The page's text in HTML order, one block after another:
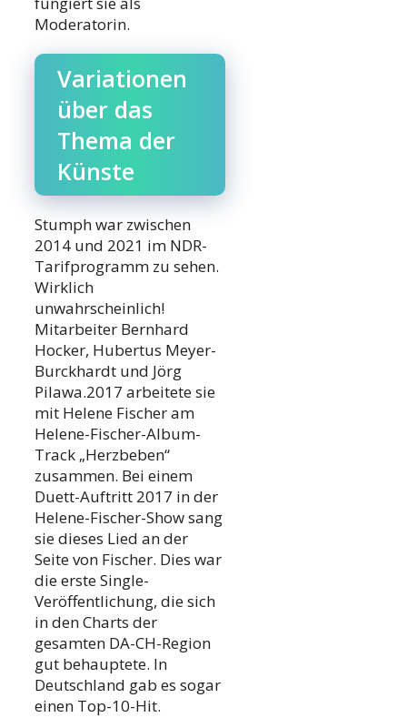
Moderatorin.
Variationen
über das
Thema der
Künste
Stumph war zwischen
2014 und 2021 im NDR-
Tarifprogramm zu sehen.
Wirklich
unwahrscheinlich!
Mitarbeiter Bernhard
Hocker, Hubertus Meyer-
Burckhardt und Jörg
Pilawa.2017 arbeitete sie
mit Helene Fischer am
Helene-Fischer-Album-
Track „Herzbeben“
zusammen. Bei einem
Duett-Auftritt 2017 in der
Helene-Fischer-Show sang
sie dieses Lied an der
Seite von Fischer. Dies war
die erste Single-
Veröffentlichung, die sich
in den Charts der
gesamten DA-CH-Region
gut behauptete. In
Deutschland gab es sogar
einen Top-10-Hit.